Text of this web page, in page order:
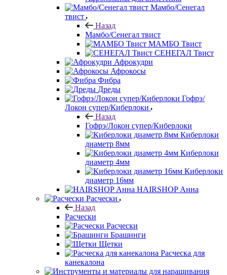
Мамбо/Сенегал
твист
Назад
Мамбо/Сенегал твист
МАМБО Твист
СЕНЕГАЛ Твист
Афрокудри
Афрокосы
Фибра
Дреды
Гофрэ/
Локон супер/Киберлоки
Назад
Гофрэ/Локон супер/Киберлоки
Киберлоки
диаметр 8мм
Киберлоки
диаметр 4мм
Киберлоки
диаметр 16мм
HAIRSHOP Анна
Расчески
Назад
Расчески
Расчески
Брашинги
Щетки
Расческа для
канекалона